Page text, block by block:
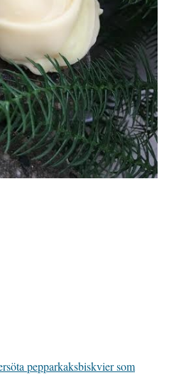
pepparkaksbiskvier som